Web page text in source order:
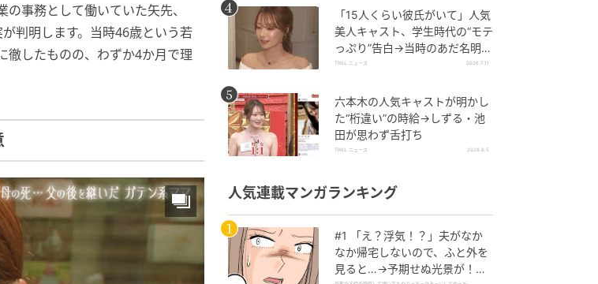
事務として働いていた矢先、
判明します。当時46歳という若
徹したものの、わずか4か月で理
「15人くらい彼氏がいて」人気
美人キャスト、学生時代の“モテ
っぷり”告白→当時のあだ名明か
し「モテてるわ」の声
TRILL ニュース 2026.7.31
六本木の人気キャストが明かし
た“桁違い”の時給→しずる・池
田が思わず舌打ち
TRILL ニュース 2026.8.5
人気連載マンガランキング
#1 「え？浮気！？」夫がなか
なか帰宅しないので、ふと外を
見ると…→予期せぬ光景が！｜